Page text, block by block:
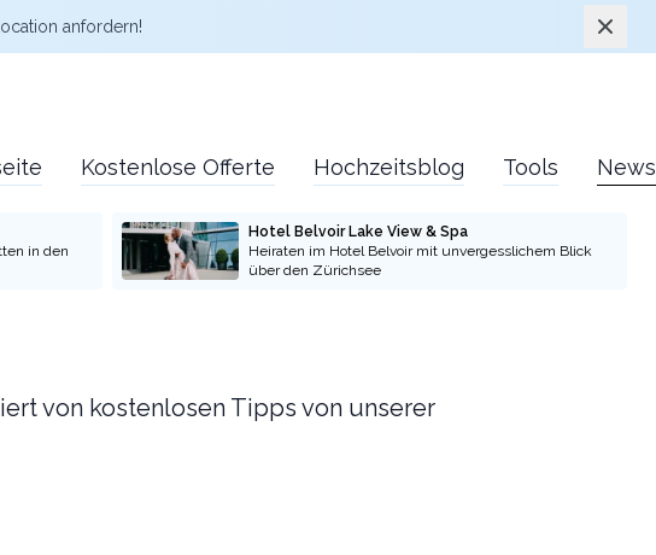
anfordern!
Kostenlose Offerte Hochzeitsblog Tools News
in den
Hotel Belvoir Lake View & Spa
Heiraten im Hotel Belvoir mit unvergesslichem Blick
über den Zürichsee
von kostenlosen Tipps von unserer